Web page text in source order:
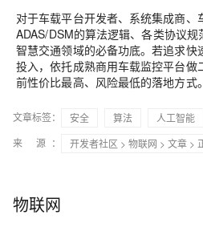
对于车载平台开发者、系统集成商
ADAS/DSM的算法逻辑、各类协议
智慧交通领域的必备功底。若追求快
投入，依托成熟商用车载监控平台做
前性价比最高、风险最低的落地方式。
文章标签： 安全 算法 人工智能
来 源：
开发者社区 > 物联网 > 文章 >
物联网